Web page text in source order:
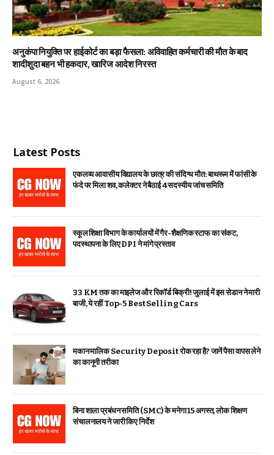
अनुकंपा नियुक्ति पर हाईकोर्ट का बड़ा फैसला: अविवाहित कर्मचारी की मौत के बाद
शादीशुदा बहन भी हकदार, खारिज आदेश निरस्त
August 6, 2026
Latest Posts
एकलव्य आवासीय विद्यालय के छात्र की संदिग्ध मौत: बाथरूम में फांसी के
फंदे पर मिला शव, कलेक्टर ने बैठाई 4 सदस्यीय जांच समिति
स्कूल शिक्षा विभाग के कार्यालयों में गैर-शैक्षणिक स्टाफ का संकट,
पदस्थापना के लिए DPI ने मांगे प्रस्ताव
33 KM तक का माइलेज और रिकॉर्ड बिक्री! जुलाई में इस सेडान ने मारी
बाजी, ये रहीं Top-5 Best Selling Cars
मकान मालिक Security Deposit रोक रहा है? जानें पैसा वापस लेने
का कानूनी तरीका
बिना शाला प्रबंधन समिति (SMC) के मनेगा 15 अगस्त, लोक शिक्षण
संचालनालय ने जारी किए निर्देश